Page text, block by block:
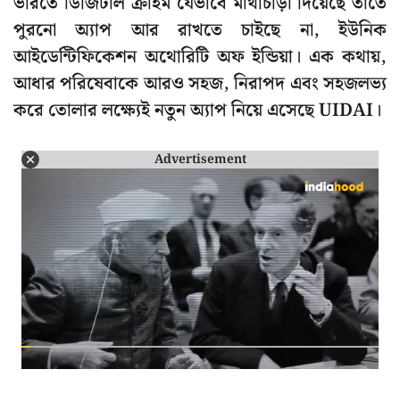
পুরনো অ্যাপ আর রাখতে চাইছে না, ইউনিক
আইডেন্টিফিকেশন অথোরিটি অফ ইন্ডিয়া। এক কথায়,
আধার পরিষেবাকে আরও সহজ, নিরাপদ এবং সহজলভ্য
করে তোলার লক্ষ্যেই নতুন অ্যাপ নিয়ে এসেছে UIDAI।
Advertisement